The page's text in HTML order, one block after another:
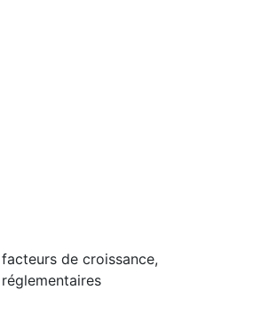
de croissance,